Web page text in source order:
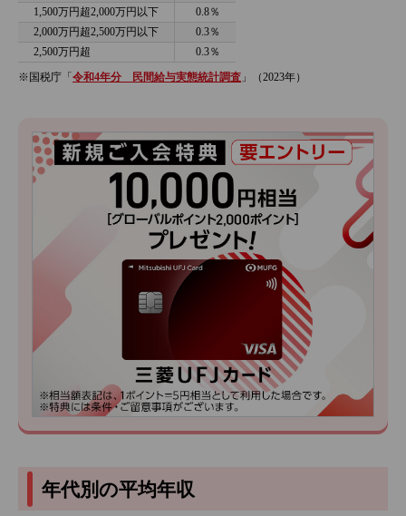
1,500万円超2,000万円以下
0.8％
2,000万円超2,500万円以下
0.3％
2,500万円超
0.3％
※国税庁「 令和4年分 民間給与実態統計調査 」（2023年）
年代別の平均年収